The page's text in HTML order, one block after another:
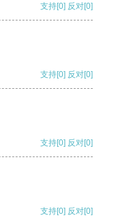
支持[0] 反对[0]
支持[0] 反对[0]
支持[0] 反对[0]
支持[0] 反对[0]